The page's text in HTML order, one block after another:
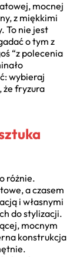
mocnej
z miękkimi
To nie jest
o tym z
“z polecenia
wybieraj
że fryzura
różnie.
a czasem
i własnymi
do stylizacji.
mocnym
konstrukcja